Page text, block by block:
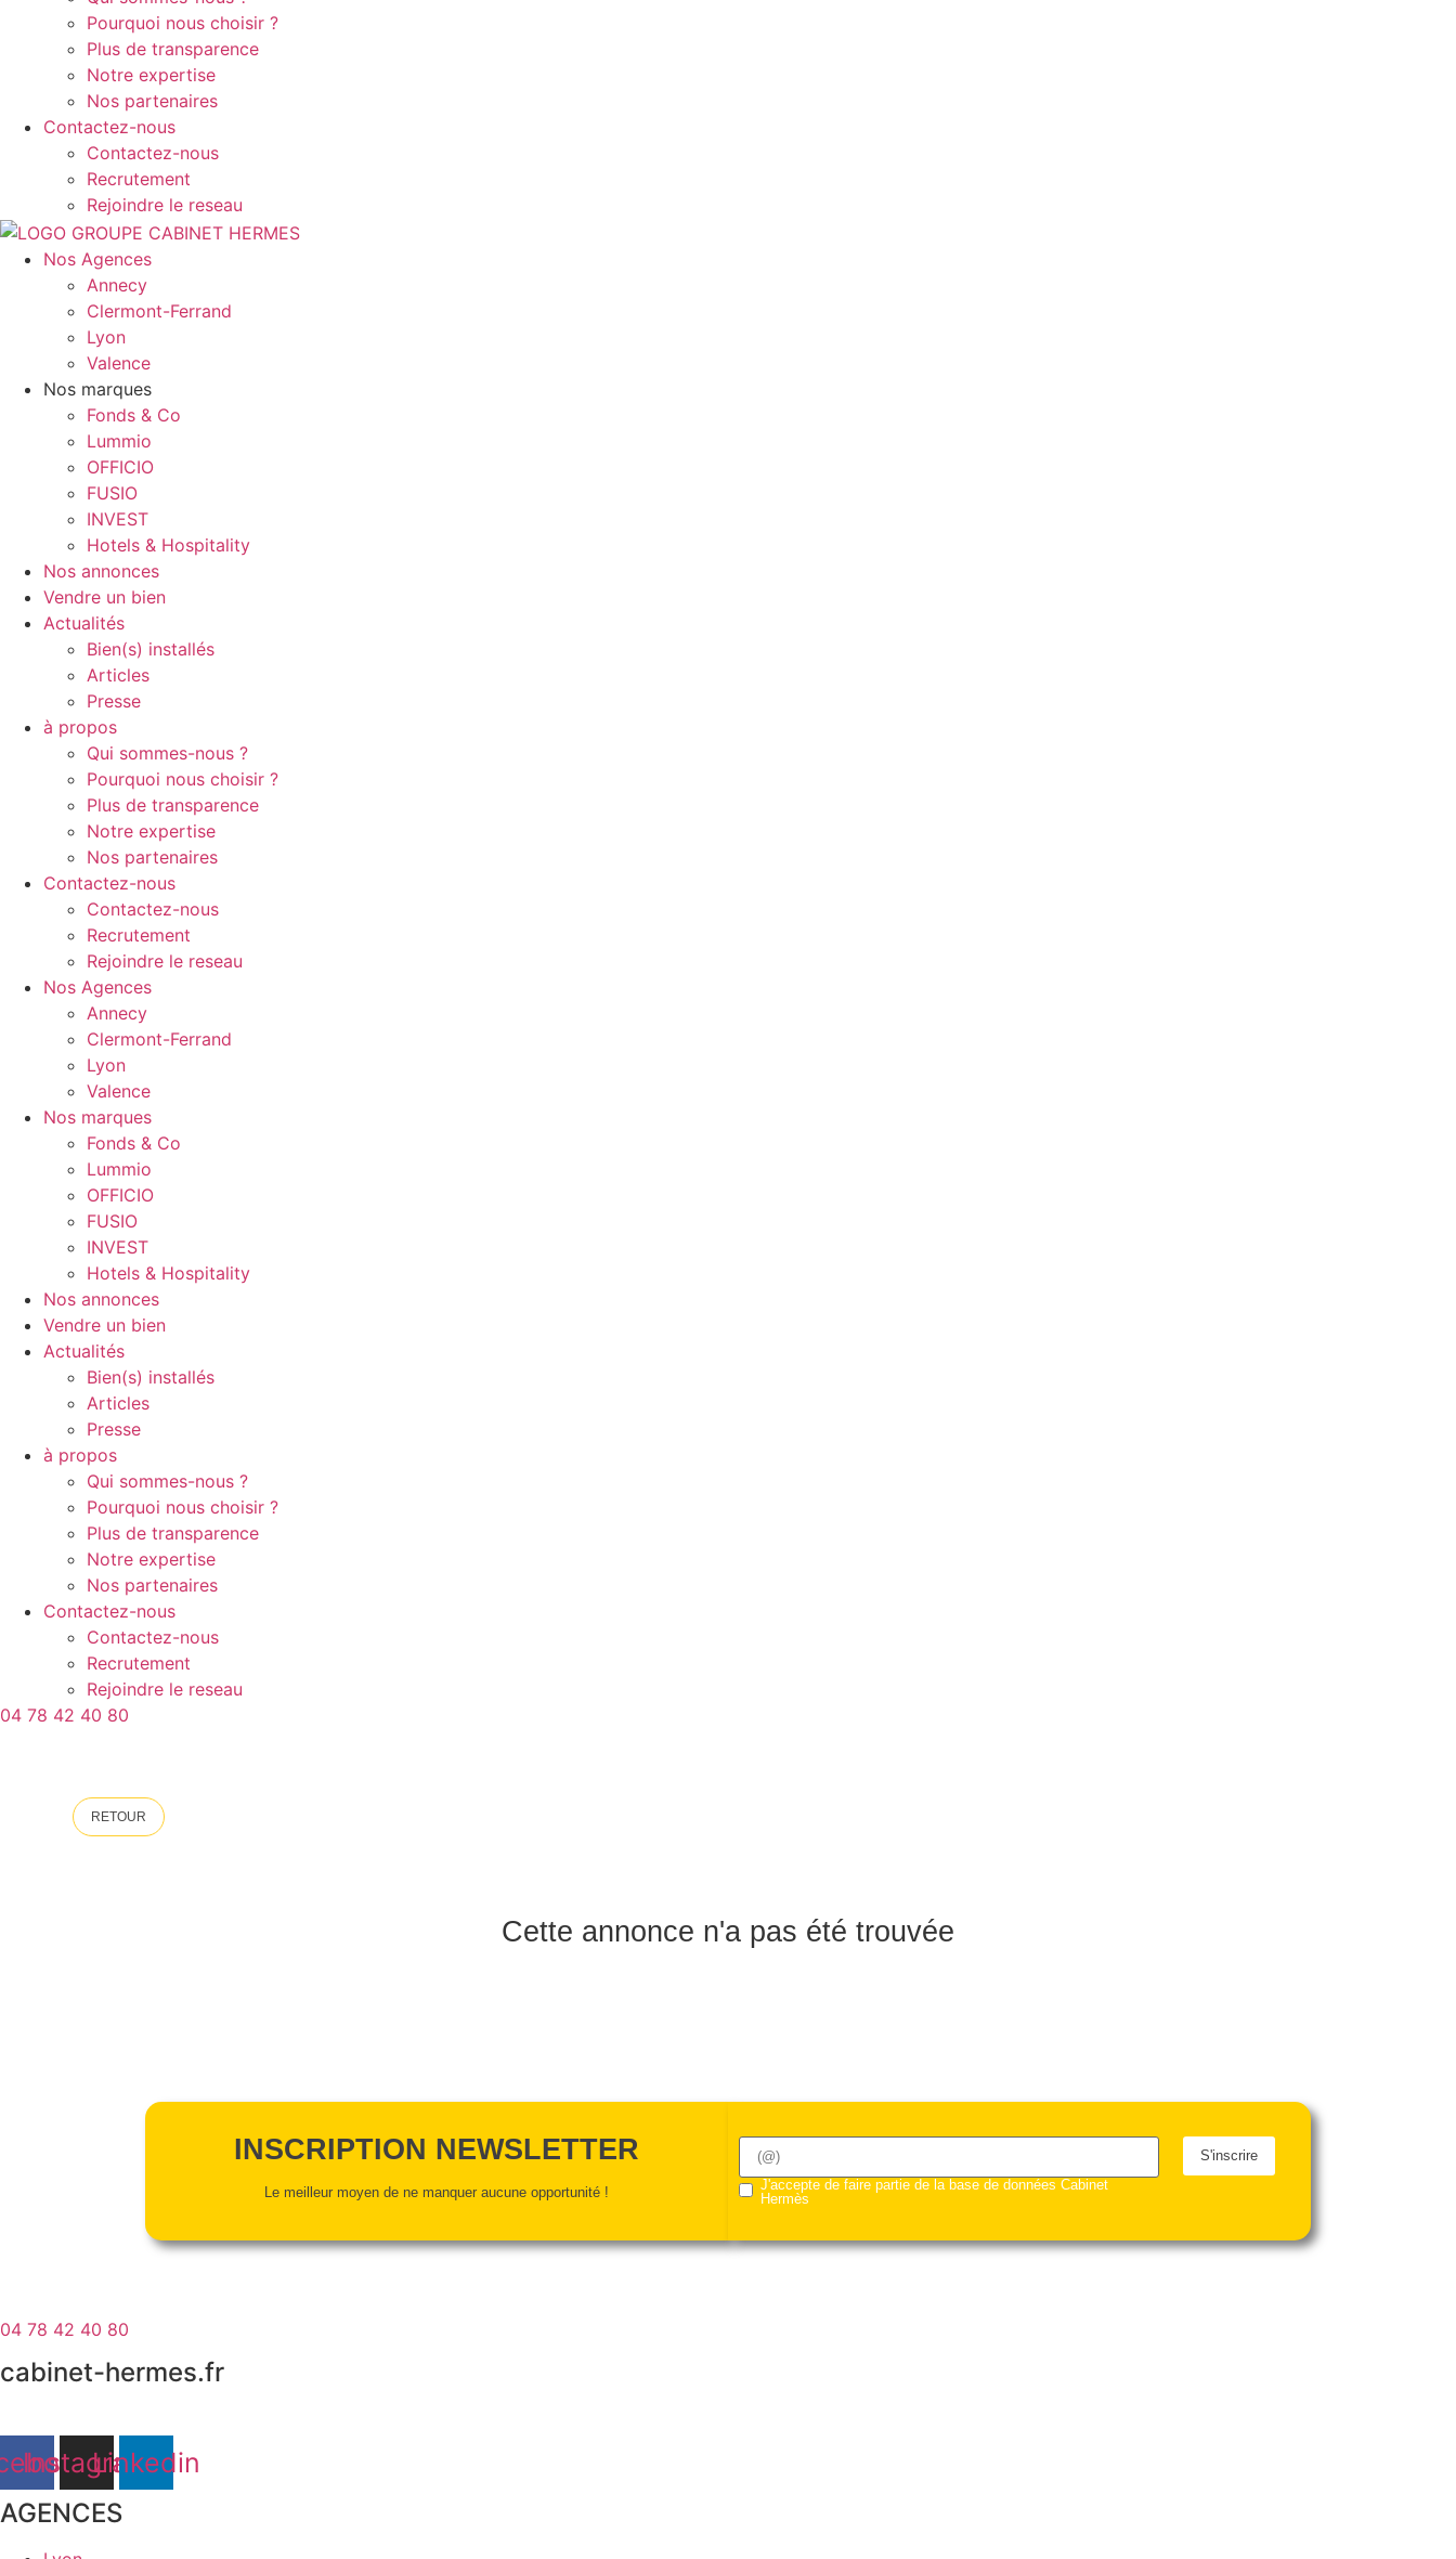
Pourquoi nous choisir ?
Plus de transparence
Notre expertise
Nos partenaires
Contactez-nous
Contactez-nous
Recrutement
Rejoindre le reseau
Nos Agences
Annecy
Clermont-Ferrand
Lyon
Valence
Nos marques
Fonds & Co
Lummio
OFFICIO
FUSIO
INVEST
Hotels & Hospitality
Nos annonces
Vendre un bien
Actualités
Bien(s) installés
Articles
Presse
à propos
Qui sommes-nous ?
Pourquoi nous choisir ?
Plus de transparence
Notre expertise
Nos partenaires
Contactez-nous
Contactez-nous
Recrutement
Rejoindre le reseau
Nos Agences
Annecy
Clermont-Ferrand
Lyon
Valence
Nos marques
Fonds & Co
Lummio
OFFICIO
FUSIO
INVEST
Hotels & Hospitality
Nos annonces
Vendre un bien
Actualités
Bien(s) installés
Articles
Presse
à propos
Qui sommes-nous ?
Pourquoi nous choisir ?
Plus de transparence
Notre expertise
Nos partenaires
Contactez-nous
Contactez-nous
Recrutement
Rejoindre le reseau
04 78 42 40 80
RETOUR
Cette annonce n'a pas été trouvée
INSCRIPTION NEWSLETTER
Le meilleur moyen de ne manquer aucune opportunité !
J'accepte de faire partie de la base de données Cabinet
Hermès
S'inscrire
04 78 42 40 80
cabinet-hermes.fr
Instagram
Linkedin
AGENCES